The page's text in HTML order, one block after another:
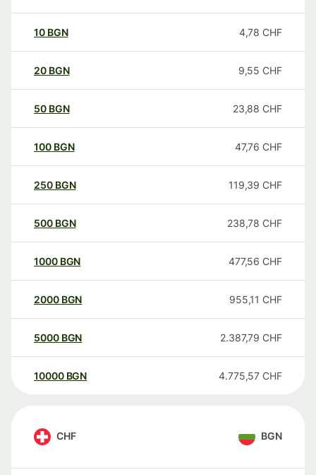
10 BGN 4,78 CHF
20 BGN 9,55 CHF
50 BGN 23,88 CHF
100 BGN 47,76 CHF
250 BGN 119,39 CHF
500 BGN 238,78 CHF
1000 BGN 477,56 CHF
2000 BGN 955,11 CHF
5000 BGN 2.387,79 CHF
10000 BGN 4.775,57 CHF
CHF BGN